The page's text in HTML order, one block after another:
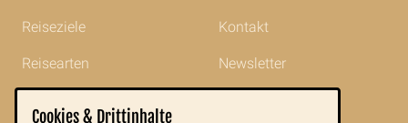
Reiseziele
Reisearten
Kontakt
Newsletter
Cookies & Drittinhalte